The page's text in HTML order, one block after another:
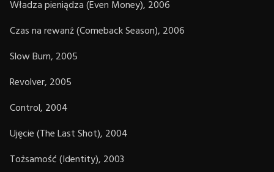
Władza pieniądza (Even Money), 2006
Czas na rewanż (Comeback Season), 2006
Slow Burn, 2005
Revolver, 2005
Control, 2004
Ujęcie (The Last Shot), 2004
Tożsamość (Identity), 2003